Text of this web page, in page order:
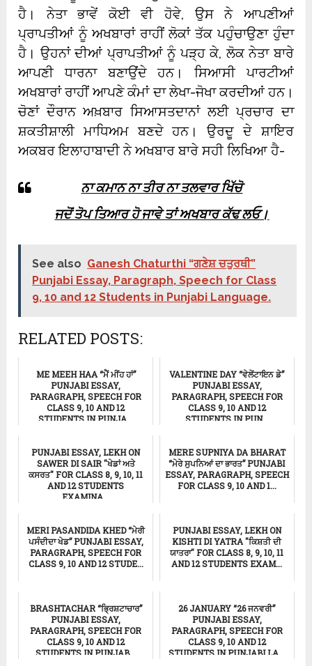
ਹੈ। ਨੇਤਾ ਭਾਵੇਂ ਕੋਈ ਵੀ ਹੋਵੇ, ਉਸ ਨੇ ਆਪਣੀਆਂ
ਪ੍ਰਾਪਤੀਆਂ ਨੂੰ ਅਖਬਾਰਾਂ ਰਾਹੀਂ ਲੋਕਾਂ ਤੱਕ ਪਹੁੰਚਾਉਣਾ ਹੁੰਦਾ
ਹੈ। ਉਹਨਾਂ ਦੀਆਂ ਪ੍ਰਾਪਤੀਆਂ ਨੂੰ ਪੜ੍ਹ ਕੇ, ਲੋਕ ਨੇਤਾ ਬਾਰੇ
ਆਪਣੀ ਧਾਰਨਾ ਬਣਾਉਂਦੇ ਹਨ। ਸਿਆਸੀ ਪਾਰਟੀਆਂ
ਅਖਬਾਰਾਂ ਰਾਹੀਂ ਆਪਣੇ ਕੰਮਾਂ ਦਾ ਲੇਖਾ-ਜੋਖਾ ਕਰਦੀਆਂ ਹਨ।
ਚੋਣਾਂ ਦੌਰਾਨ ਅਖ਼ਬਾਰ ਸਿਆਸਤਦਾਨਾਂ ਲਈ ਪ੍ਰਚਾਰ ਦਾ
ਸ਼ਕਤੀਸ਼ਾਲੀ ਮਾਧਿਅਮ ਬਣਦੇ ਹਨ। ਉਰਦੂ ਦੇ ਸ਼ਾਇਰ
ਅਕਬਰ ਇਲਾਹਾਬਾਦੀ ਨੇ ਅਖਬਾਰ ਬਾਰੇ ਸਹੀ ਲਿਖਿਆ ਹੈ-
ਨਾ ਕਮਾਨ ਨਾ ਤੀਰ ਨਾ ਤਲਵਾਰ ਖਿੱਚੋ
ਜਦੋਂ ਤੋਪ ਤਿਆਰ ਹੋ ਜਾਵੇ ਤਾਂ ਅਖਬਾਰ ਕੱਢ ਲਓ।
See also Ganesh Chaturthi “ਗਣੇਸ਼ ਚਤੁਰਥੀ”
Punjabi Essay, Paragraph, Speech for Class
9, 10 and 12 Students in Punjabi Language.
RELATED POSTS:
ME MEEH HAA “ਮੈਂ ਮੀਂਹ ਹਾਂ”
PUNJABI ESSAY,
PARAGRAPH, SPEECH FOR
CLASS 9, 10 AND 12
STUDENTS IN PUNJA...
VALENTINE DAY “ਵੇਲੇਂਟਾਇਨ ਡੇ”
PUNJABI ESSAY,
PARAGRAPH, SPEECH FOR
CLASS 9, 10 AND 12
STUDENTS IN PUN...
PUNJABI ESSAY, LEKH ON
SAWER DI SAIR "ਖੇਡਾਂ ਅਤੇ
ਕਸਰਤ" FOR CLASS 8, 9, 10, 11
AND 12 STUDENTS
EXAMINA...
MERE SUPNIYA DA BHARAT
“ਮੇਰੇ ਸੁਪਨਿਆਂ ਦਾ ਭਾਰਤ” PUNJABI
ESSAY, PARAGRAPH, SPEECH
FOR CLASS 9, 10 AND 1...
MERI PASANDIDA KHED “ਮੇਰੀ
ਪਸੰਦੀਦਾ ਖੇਡ” PUNJABI ESSAY,
PARAGRAPH, SPEECH FOR
CLASS 9, 10 AND 12 STUDE...
PUNJABI ESSAY, LEKH ON
KISHTI DI YATRA "ਕਿਸ਼ਤੀ ਦੀ
ਯਾਤਰਾ" FOR CLASS 8, 9, 10, 11
AND 12 STUDENTS EXAM...
BRASHTACHAR “ਭ੍ਰਿਸ਼ਟਾਚਾਰ”
PUNJABI ESSAY,
PARAGRAPH, SPEECH FOR
CLASS 9, 10 AND 12
STUDENTS IN PUNJAB...
26 JANUARY “26 ਜਨਵਰੀ”
PUNJABI ESSAY,
PARAGRAPH, SPEECH FOR
CLASS 9, 10 AND 12
STUDENTS IN PUNJABI LA...